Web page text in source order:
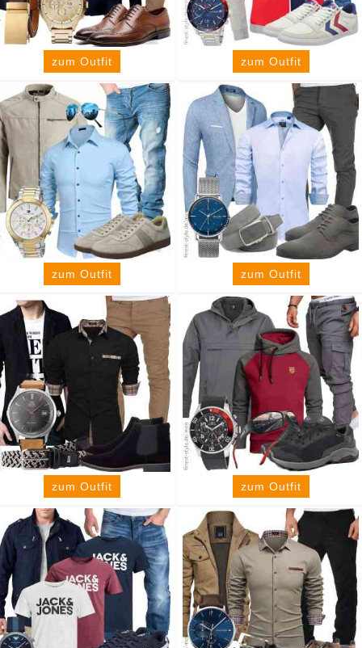
zum Outfit zum Outfit
zum Outfit zum Outfit
zum Outfit zum Outfit